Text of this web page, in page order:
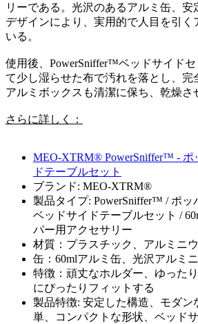
リーである。光沢のあるアルミ缶、安
デザインにより、実用的で人目を引く
いる。
使用後、PowerSniffer™ベッドサイド
て少し湿らせた布で汚れを落とし、完
アルミボックスも清潔に保ち、乾燥さ
さらに詳しく：
MEO-XTRM® PowerSniffer™ - ポ
ドテーブルセット
ブランド: MEO-XTRM®
製品タイプ: PowerSniffer™ / ポッ
ベッドサイドテーブルセット /
パー用アクセサリー
材質：プラスチック、アルミニ
缶：60mlアルミ缶、光沢アルミ
特徴：頑丈なホルダー、ゆった
にぴったりフィットする
製品特徴: 安定した構造、モダン
単、コンパクトな形状、ベッド